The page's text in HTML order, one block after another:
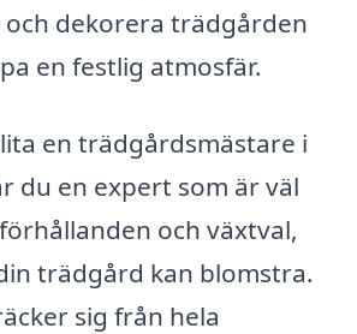
dekorera trädgården
en festlig atmosfär.
en trädgårdsmästare i
du en expert som är väl
och växtval,
trädgård kan blomstra.
sig från hela